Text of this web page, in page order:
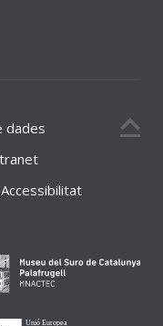
dades
Accessibilitat